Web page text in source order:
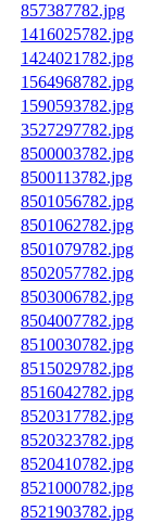
857387782.jpg
1416025782.jpg
1424021782.jpg
1564968782.jpg
1590593782.jpg
3527297782.jpg
8500003782.jpg
8500113782.jpg
8501056782.jpg
8501062782.jpg
8501079782.jpg
8502057782.jpg
8503006782.jpg
8504007782.jpg
8510030782.jpg
8515029782.jpg
8516042782.jpg
8520317782.jpg
8520323782.jpg
8520410782.jpg
8521000782.jpg
8521903782.jpg